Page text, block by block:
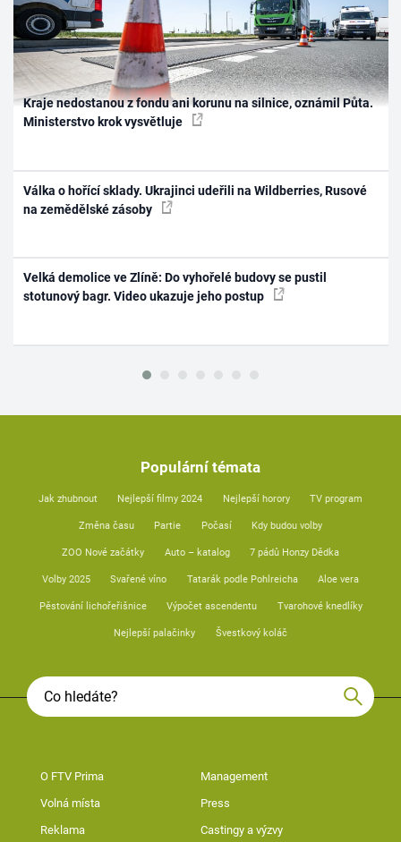
Kraje nedostanou z fondu ani korunu na silnice, oznámil Půta.
Ministerstvo krok vysvětluje
Válka o hořící sklady. Ukrajinci udeřili na Wildberries, Rusové
na zemědělské zásoby
Velká demolice ve Zlíně: Do vyhořelé budovy se pustil
stotunový bagr. Video ukazuje jeho postup
Populární témata
Jak zhubnout Nejlepší filmy 2024 Nejlepší horory TV program
Změna času Partie Počasí Kdy budou volby
ZOO Nové začátky Auto – katalog 7 pádů Honzy Dědka
Volby 2025 Svařené víno Tatarák podle Pohlreicha Aloe vera
Pěstování lichořeřišnice Výpočet ascendentu Tvarohové knedlíky
Nejlepší palačinky Švestkový koláč
O FTV Prima Management
Volná místa Press
Reklama Castingy a výzvy